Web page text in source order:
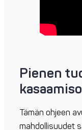
Pienen
Tämän ohjeen
mahdollisuudet